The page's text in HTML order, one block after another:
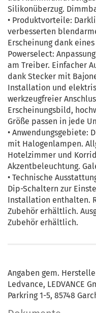
Silikonüberzug.
• Produktvorteile:
verbesserten
Erscheinung dank
Powerselect:
am Treiber. Einfacher
dank Stecker mit
Installation und
werkzeugfreier
Erscheinungsbild,
Größe passen in jede
• Anwendungsgebiete:
mit Halogenlampen.
Hotelzimmer und
Akzentbeleuchtung.
• Technische
Dip-Schaltern zur
Installation enthalten.
Zubehör erhältlich.
Zubehör erhältlich.
Angaben gem.
Ledvance, LEDVANCE
Parkring 1-5, 85748